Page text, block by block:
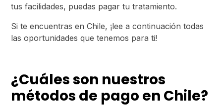
tus facilidades, puedas pagar tu tratamiento.
Si te encuentras en Chile, ¡lee a continuación todas
las oportunidades que tenemos para ti!
¿Cuáles son nuestros
métodos de pago en Chile?